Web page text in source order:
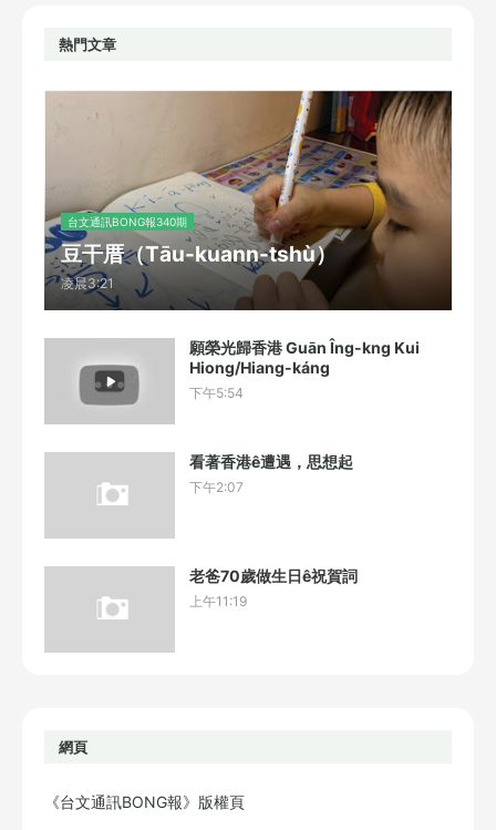
熱門文章
台文通訊BONG報340期
豆干厝（Tāu-kuann-tshù）
凌晨3:21
願榮光歸香港 Guān Îng-kng Kui
Hiong/Hiang-káng
下午5:54
看著香港ê遭遇，思想起
下午2:07
老爸70歲做生日ê祝賀詞
上午11:19
網頁
《台文通訊BONG報》版權頁